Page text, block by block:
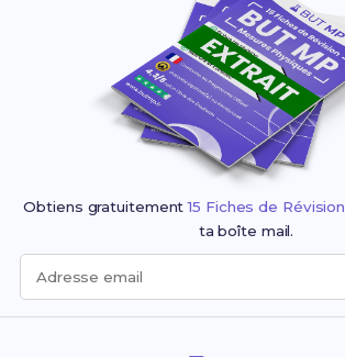
Obtiens gratuitement15 Fiches de Révision
ta boîte mail.
Adresse email